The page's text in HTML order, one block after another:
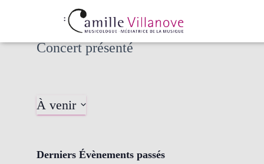
Concert présenté
À venir
Derniers Évènements passés